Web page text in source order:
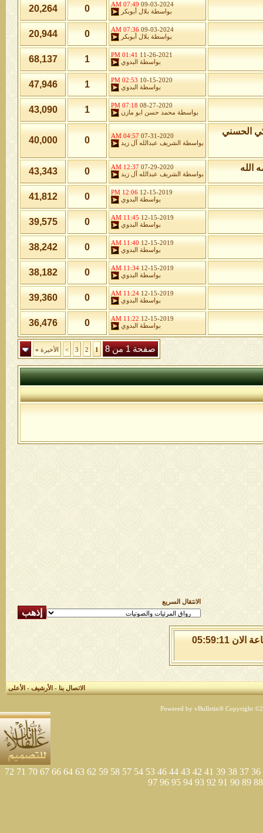
09-03-2024
07:49 AM
بواسطة بلال أبوبكر 0
20,264
09-03-2024
07:36 AM
بواسطة بلال أبوبكر 0
20,944
11-26-2021
01:41 PM
بواسطة
البدوي 1
68,137
10-15-2020
02:53 PM
بواسطة
البدوي 1
47,946
08-27-2020
07:18 PM
بواسطة محمد حسن ابو مازن 1
43,090
الحسني 07-31-2020
04:57 AM
بواسطة
الشريف عبدالله آل زيد 0
40,000
الله 07-29-2020
12:37 AM
بواسطة
الشريف عبدالله آل زيد 0
43,343
12-15-2019
12:06 PM
بواسطة
البدوي 0
41,812
12-15-2019
11:45 AM
بواسطة
البدوي 0
39,575
12-15-2019
11:40 AM
بواسطة
البدوي 0
38,242
12-15-2019
11:34 AM
بواسطة
البدوي 0
38,182
12-15-2019
11:24 AM
بواسطة
البدوي 0
39,360
12-15-2019
11:22 AM
بواسطة
البدوي 0
36,476
صفحة 1 من 8 1
2
3
> الأخيرة »
الانتقال السريع
الخميس 6 من اغسطس 2026 , الساعة الان 05:59:11
الاتصال بنا-الأرشيف-الأعلى
Powered by vBulletin® Copyright
36
37
38
39
41
42
43
44
46
53
54
57
58
59
62
63
64
66
67
70
71
72
88
89
90
91
92
93
94
95
96
97